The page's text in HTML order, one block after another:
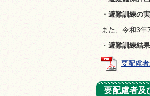
・避難訓練の
また、令和3
・ 避難訓練結
要配慮
要配慮者及